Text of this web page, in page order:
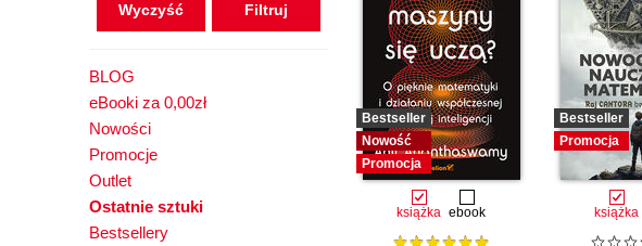
Wyczyść
BLOG
eBooki za 0,00zł
Nowości
Promocje
Outlet
Ostatnie sztuki
Bestsellery
Bestseller
Nowość
Promocja
książka ebook
Bestseller
Promocja
książka